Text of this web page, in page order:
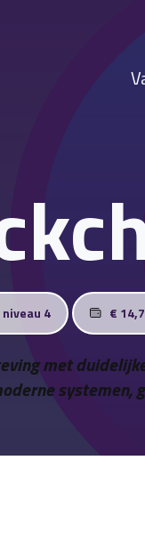
niveau 4 €
met